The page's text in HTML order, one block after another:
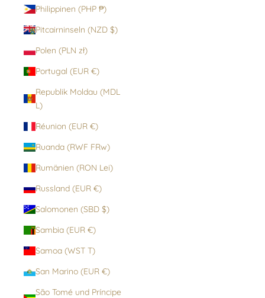
Philippinen (PHP ₱)
Pitcairninseln (NZD $)
Polen (PLN zł)
Portugal (EUR €)
Republik Moldau (MDL
L)
Réunion (EUR €)
Ruanda (RWF FRw)
Rumänien (RON Lei)
Russland (EUR €)
Salomonen (SBD $)
Sambia (EUR €)
Samoa (WST T)
San Marino (EUR €)
São Tomé und Príncipe